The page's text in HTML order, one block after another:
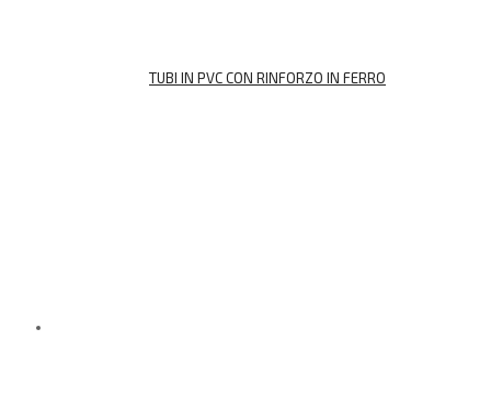
TUBI IN PVC CON RINFORZO IN FERRO